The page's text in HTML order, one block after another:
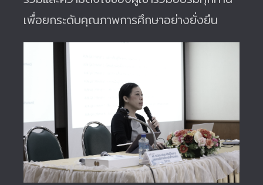
เพื่อยกระดับคุณภาพการศึกษาอย่างยั่งยืน